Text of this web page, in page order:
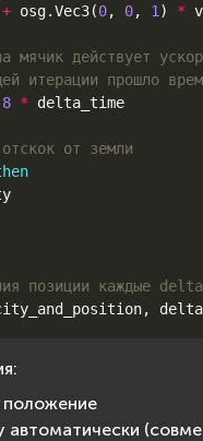
+ osg.Vec3(0, 0, 1 ) *
мячик действует
итерации прошло
* delta_time
от земли
позиции каждые
,
положение
автоматически